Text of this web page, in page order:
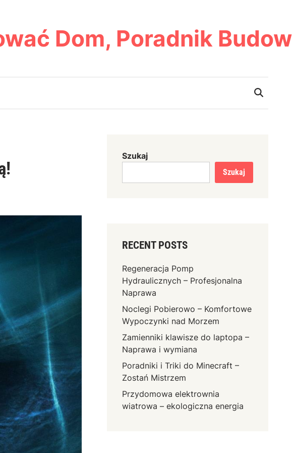
Dom, Poradnik
Szukaj
Szukaj
RECENT POSTS
Regeneracja Pomp
Hydraulicznych – Profesjonalna
Naprawa
Noclegi Pobierowo – Komfortowe
Wypoczynki nad Morzem
Zamienniki klawisze do laptopa –
Naprawa i wymiana
Poradniki i Triki do Minecraft –
Zostań Mistrzem
Przydomowa elektrownia
wiatrowa – ekologiczna energia